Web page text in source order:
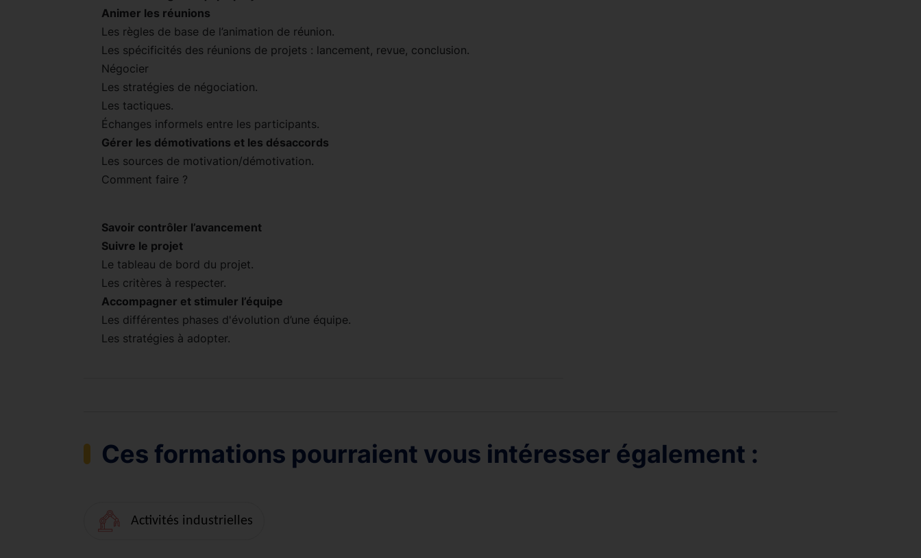
Animer les réunions
Les règles de base de l’animation de réunion.
Les spécificités des réunions de projets : lancement, revue, conclusion.
Négocier
Les stratégies de négociation.
Les tactiques.
Échanges informels entre les participants.
Gérer les démotivations et les désaccords
Les sources de motivation/démotivation.
Comment faire ?
Savoir contrôler l’avancement
Suivre le projet
Le tableau de bord du projet.
Les critères à respecter.
Accompagner et stimuler l’équipe
Les différentes phases d'évolution d’une équipe.
Les stratégies à adopter.
Ces formations pourraient vous intéresser également :
Activités industrielles